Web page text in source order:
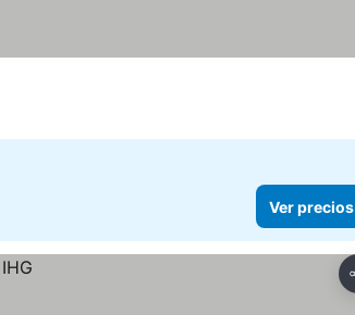
Ver precios